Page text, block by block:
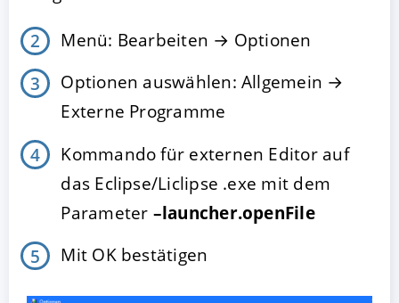
Menü: Bearbeiten → Optionen
Optionen auswählen: Allgemein →
Externe Programme
Kommando für externen Editor auf
das Eclipse/Liclipse .exe mit dem
Parameter –launcher.openFile
Mit OK bestätigen